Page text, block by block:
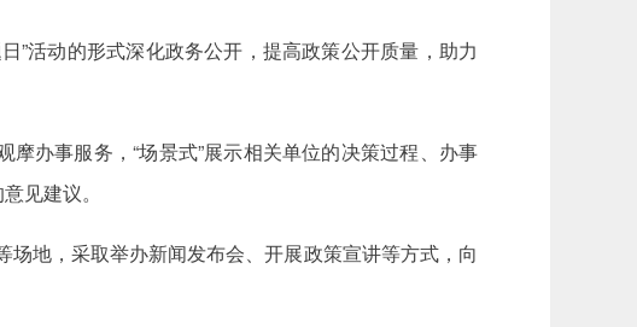
”活动的形式深化政务公开，提高政策公开质量，助力
办事服务，“场景式”展示相关单位的决策过程、办事
见建议。
场地，采取举办新闻发布会、开展政策宣讲等方式，向